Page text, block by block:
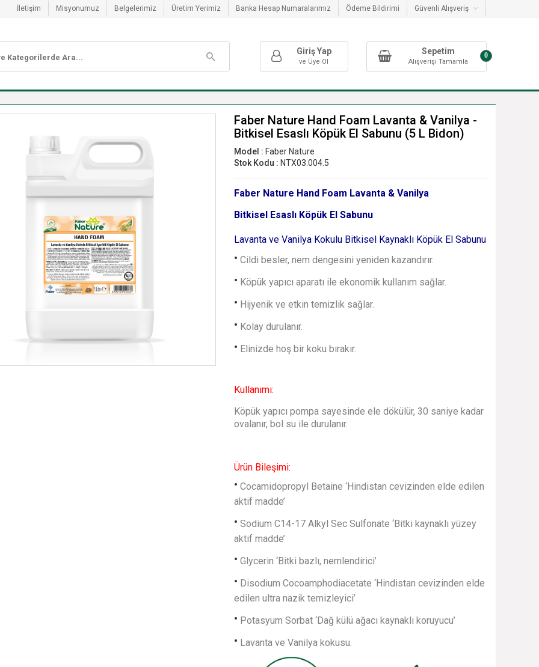
Güvenli Alışveriş
Ödeme Bildirimi
Banka Hesap Numaralarımız
Üretim Yerimiz
Belgelerimiz
Misyonumuz
İletişim
0
Sepetim
Alışverişi Tamamla
Giriş Yap
ve Üye Ol
Faber Nature Hand Foam Lavanta & Vanilya -
Bitkisel Esaslı Köpük El Sabunu (5 L Bidon)
Model : Faber Nature
Stok Kodu : NTX03.004.5
Faber Nature Hand Foam Lavanta & Vanilya
Bitkisel Esaslı Köpük El Sabunu
Lavanta ve Vanilya Kokulu Bitkisel Kaynaklı Köpük El Sabunu
Cildi besler, nem dengesini yeniden kazandırır.
Köpük yapıcı aparatı ile ekonomik kullanım sağlar.
Hijyenik ve etkin temizlik sağlar.
Kolay durulanır.
Elinizde hoş bir koku bırakır.
Kullanımı:
Köpük yapıcı pompa sayesinde ele dökülür, 30 saniye kadar
ovalanır, bol su ile durulanır.
Ürün Bileşimi:
Cocamidopropyl Betaine ‘Hindistan cevizinden elde edilen
aktif madde’
Sodium C14-17 Alkyl Sec Sulfonate ‘Bitki kaynaklı yüzey
aktif madde’
Glycerin ‘Bitki bazlı, nemlendirici’
Disodium Cocoamphodiacetate ‘Hindistan cevizinden elde
edilen ultra nazik temizleyici’
Potasyum Sorbat ‘Dağ külü ağacı kaynaklı koruyucu’
Lavanta ve Vanilya kokusu.